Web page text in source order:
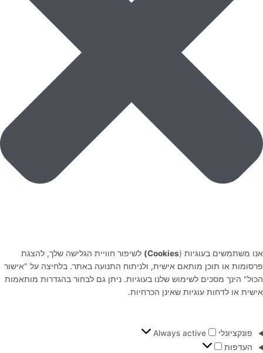
אנו משתמשים בעוגיות (Cookies)
לשיפור חוויית הגלישה שלך, להצגת
פרסומות או תוכן מותאם אישית, ולניתוח התנועה באתר. בלחיצה על "אישור
הכול" הינך מסכים לשימוש שלנו בעוגיות. ניתן גם לבחור בהגדרות מותאמות
אישית או לדחות עוגיות שאינן הכרחיות.
פונקציונלי
Always active
העדפות